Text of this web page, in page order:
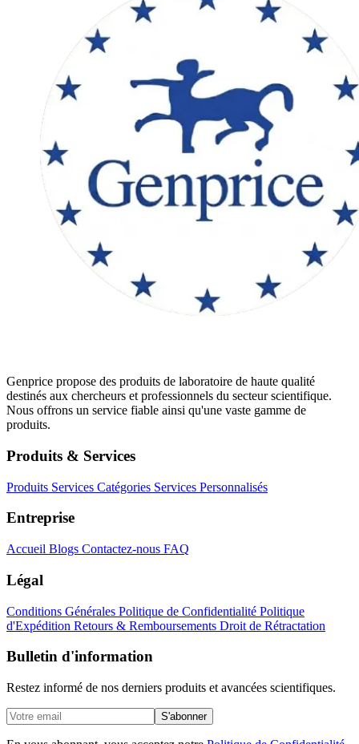
Genprice propose des produits de laboratoire de haute qualité
destinés aux chercheurs et professionnels du secteur scientifique.
Nous offrons un service fiable ainsi qu'une vaste gamme de
produits.
Produits & Services
Produits Services Catégories Services Personnalisés
Entreprise
Accueil Blogs Contactez-nous FAQ
Légal
Conditions Générales Politique de Confidentialité Politique
d'Expédition Retours & Remboursements Droit de Rétractation
Bulletin d'information
Restez informé de nos derniers produits et avancées scientifiques.
S'abonner